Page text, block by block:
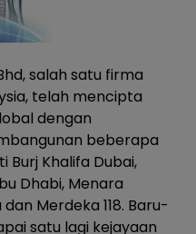
salah satu firma
telah mencipta
dengan
beberapa
Burj Khalifa Dubai,
Dhabi, Menara
Merdeka 118. Baru-
satu lagi kejayaan